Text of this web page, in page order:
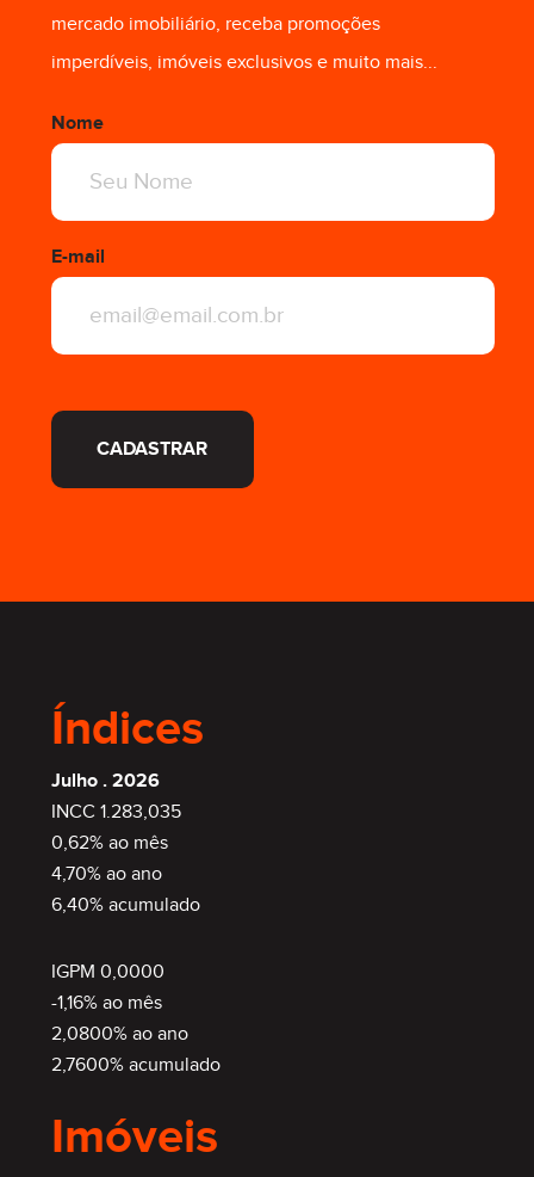
mercado imobiliário, receba promoções
imperdíveis, imóveis exclusivos e muito mais...
Nome
E-mail
CADASTRAR
Índices
Julho . 2026
INCC 1.283,035
0,62% ao mês
4,70% ao ano
6,40% acumulado
IGPM 0,0000
-1,16% ao mês
2,0800% ao ano
2,7600% acumulado
Imóveis